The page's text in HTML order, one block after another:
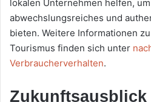
lokalen Unternehmen helfen,
abwechslungsreiches und
bieten. Weitere Informationen
Tourismus finden sich unter
Verbraucherverhalten.
Zukunftsausblick